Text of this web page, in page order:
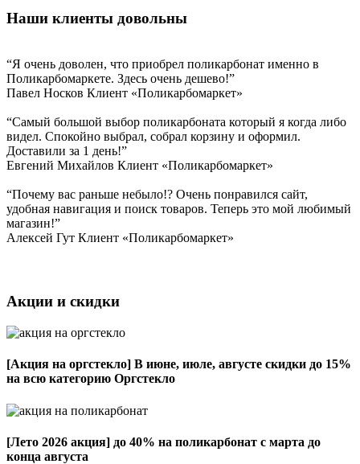
Наши клиенты довольны
“Я очень доволен, что приобрел поликарбонат именно в
Поликарбомаркете. Здесь очень дешево!”
Павел Носков Клиент «Поликарбомаркет»
“Самый большой выбор поликарбоната который я когда либо
видел. Спокойно выбрал, собрал корзину и оформил.
Доставили за 1 день!”
Евгений Михайлов Клиент «Поликарбомаркет»
“Почему вас раньше небыло!? Очень понравился сайт,
удобная навигация и поиск товаров. Теперь это мой любимый
магазин!”
Алексей Гут Клиент «Поликарбомаркет»
Акции и скидки
[Акция на оргстекло] В июне, июле, августе скидки до 15%
на всю категорию Оргстекло
[Лето 2026 акция] до 40% на поликарбонат с марта до
конца августа